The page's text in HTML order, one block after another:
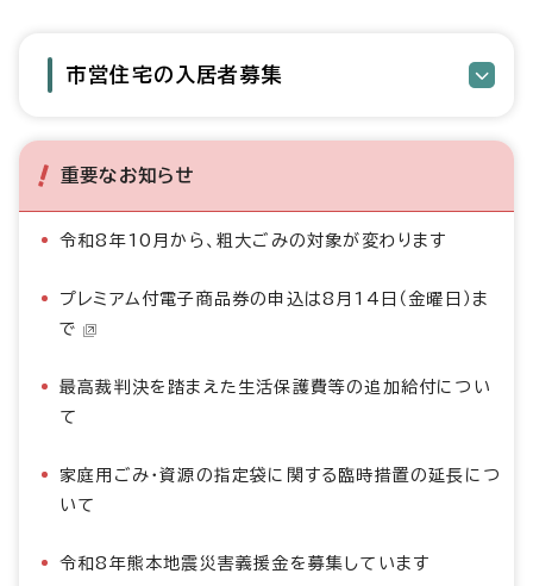
市営住宅の入居者募集
重要なお知らせ
令和8年10月から、粗大ごみの対象が変わります
プレミアム付電子商品券の申込は8月14日（金曜日）ま
で
最高裁判決を踏まえた生活保護費等の追加給付につい
て
家庭用ごみ・資源の指定袋に関する臨時措置の延長につ
いて
令和8年熊本地震災害義援金を募集しています